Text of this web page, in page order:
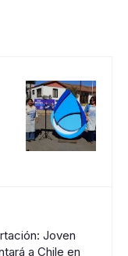
Joven
a Chile en